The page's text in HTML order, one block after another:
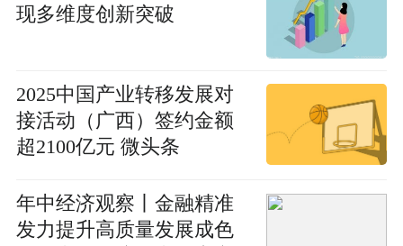
现多维度创新突破
2025中国产业转移发展对
接活动（广西）签约金额
超2100亿元 微头条
年中经济观察丨金融精准
发力提升高质量发展成色